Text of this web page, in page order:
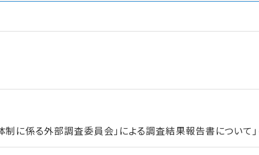
制に係る外部調査委員会」による調査結果報告書について